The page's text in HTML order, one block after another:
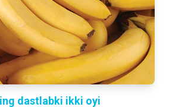
dastlabki ikki oyi